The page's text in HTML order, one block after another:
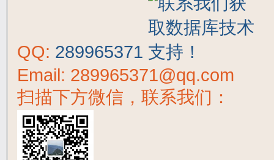
QQ: 289965371
Email: 289965371@qq.com
扫描下方微信，联系我们：